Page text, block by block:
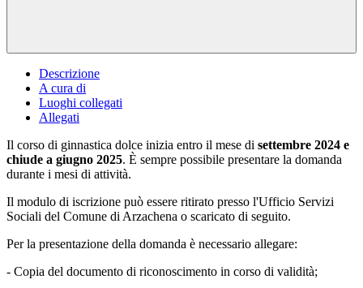
Descrizione
A cura di
Luoghi collegati
Allegati
Il corso di ginnastica dolce inizia entro il mese di settembre 2024 e
chiude a giugno 2025. È sempre possibile presentare la domanda
durante i mesi di attività.
Il modulo di iscrizione può essere ritirato presso l'Ufficio Servizi
Sociali del Comune di Arzachena o scaricato di seguito.
Per la presentazione della domanda è necessario allegare:
- Copia del documento di riconoscimento in corso di validità;